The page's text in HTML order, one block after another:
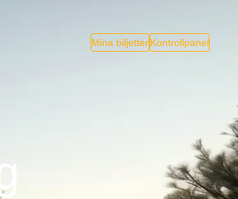
Mina biljetterKontrollpanel